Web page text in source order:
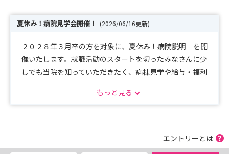
夏休み！病院見学会開催！ (2026/06/16更新)
２０２８年３月卒の方を対象に、夏休み！病院説明 を開
催いたします。就職活動のスタートを切ったみなさんに少
しでも当院を知っていただきたく、病棟見学や給与・福利
しておりますので、是非この機会にお申込みください。
２．８月３１日（月）９：３０～１２：００
もっと見る
エントリーとは